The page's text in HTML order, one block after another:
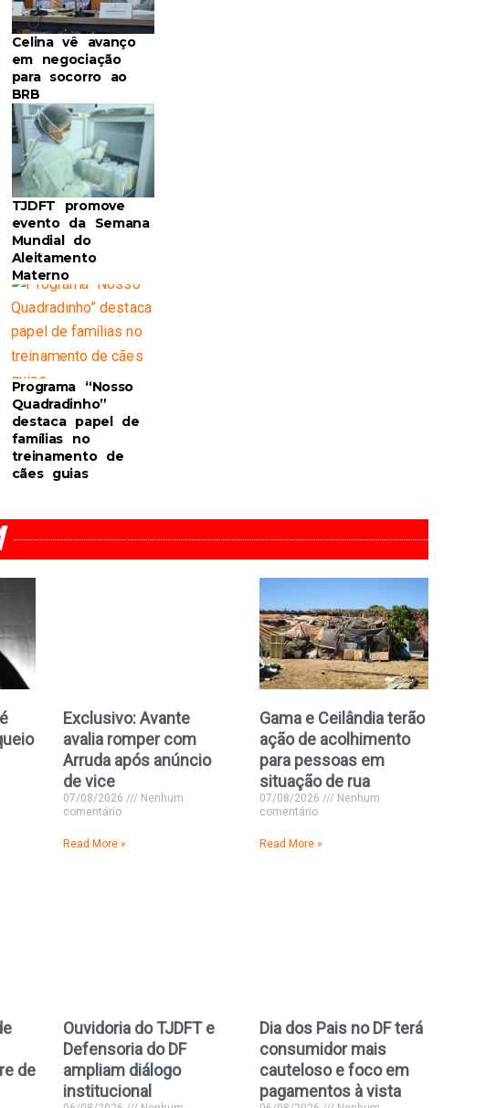
Celina vê avanço
em negociação
para socorro ao
BRB
TJDFT promove
evento da Semana
Mundial do
Aleitamento
Materno
Programa “Nosso
Quadradinho”
destaca papel de
famílias no
treinamento de
cães guias
Exclusivo: Avante
avalia romper com
Arruda após anúncio
de vice
07/08/2026
Nenhum
comentário
Read More »
Gama e Ceilândia terão
ação de acolhimento
para pessoas em
situação de rua
07/08/2026
Nenhum
comentário
Read More »
de
Ouvidoria do TJDFT e
Defensoria do DF
ampliam diálogo
institucional
Dia dos Pais no DF terá
consumidor mais
cauteloso e foco em
pagamentos à vista